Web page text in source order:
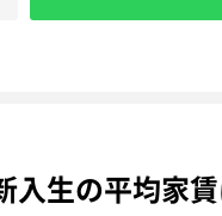
入生の平均家